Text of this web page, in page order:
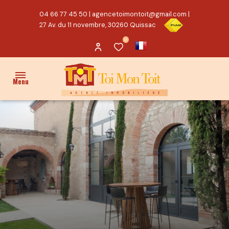
04 66 77 45 50 | agencetoimontoit@gmail.com |
27 Av. du 11 novembre, 30260 Quissac
0
Menu
ACCUEIL
VENTES
PROPRIÉTÉ/CHARME
MAISON
TERRAIN